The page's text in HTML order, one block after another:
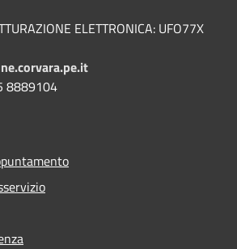
ELETTRONICA: UFO77X
8889104